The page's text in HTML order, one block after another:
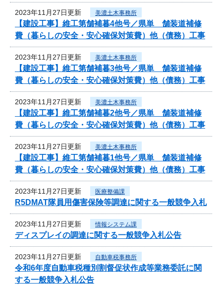
2023年11月27日更新 美濃土木事務所
【建設工事】維工第舗補暮4他号／県単 舗装道補修
費（暮らしの安全・安心確保対策費）他（債務）工事
2023年11月27日更新 美濃土木事務所
【建設工事】維工第舗補暮3他号／県単 舗装道補修
費（暮らしの安全・安心確保対策費）他（債務）工事
2023年11月27日更新 美濃土木事務所
【建設工事】維工第舗補暮2他号／県単 舗装道補修
費（暮らしの安全・安心確保対策費）他（債務）工事
2023年11月27日更新 美濃土木事務所
【建設工事】維工第舗補暮1他号／県単 舗装道補修
費（暮らしの安全・安心確保対策費）他（債務）工事
2023年11月27日更新 医療整備課
R5DMAT隊員用傷害保険等調達に関する一般競争入札
2023年11月27日更新 情報システム課
ディスプレイの調達に関する一般競争入札公告
2023年11月27日更新 自動車税事務所
令和6年度自動車税種別割督促状作成等業務委託に関
する一般競争入札公告